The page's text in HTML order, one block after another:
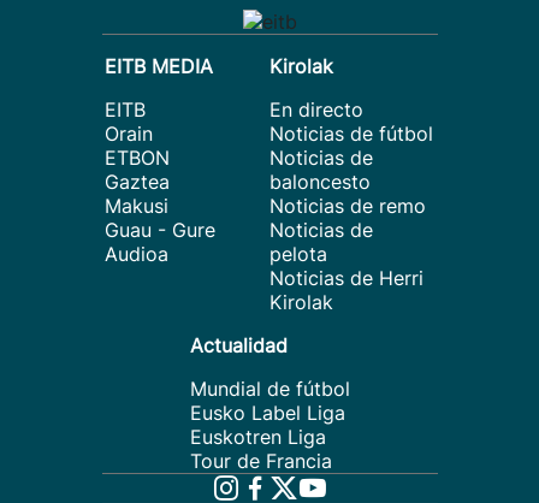
EITB MEDIA
EITB
Orain
ETBON
Gaztea
Makusi
Guau - Gure
Audioa
Kirolak
En directo
Noticias de fútbol
Noticias de
baloncesto
Noticias de remo
Noticias de
pelota
Noticias de Herri
Kirolak
Actualidad
Mundial de fútbol
Eusko Label Liga
Euskotren Liga
Tour de Francia